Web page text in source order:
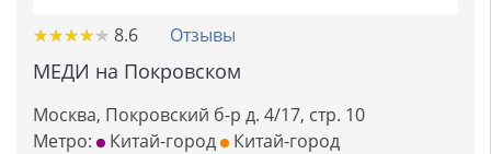
★★★★★
★★★★★ 8.6 Отзывы
МЕДИ на Покровском
Москва, Покровский б-р д. 4/17, стр. 10
Метро:
Китай-город
Китай-город